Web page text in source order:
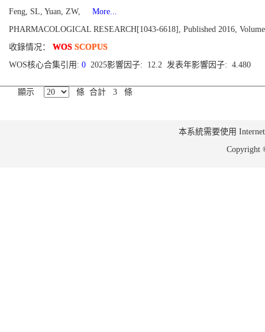
Feng, SL, Yuan, ZW,
More...
PHARMACOLOGICAL RESEARCH[1043-6618], Published 2016, Volume
收錄情况： WOS SCOPUS
WOS核心合集引用: 0 2025影響因子: 12.2 发表年影響因子: 4.480
顯示 條 合計 3 條
本系統需要使用
Copyright